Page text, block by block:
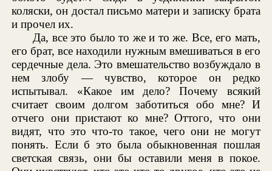
коляски, он достал письмо матери и записку брата
и прочел их.
Да, все это было то же и то же. Все, его мать,
его брат, все находили нужным вмешиваться в его
сердечные дела. Это вмешательство возбуждало в
нем злобу — чувство, которое он редко
испытывал. «Какое им дело? Почему всякий
считает своим долгом заботиться обо мне? И
отчего они пристают ко мне? Оттого, что они
видят, что это что-то такое, чего они не могут
понять. Если б это была обыкновенная пошлая
светская связь, они бы оставили меня в покое.